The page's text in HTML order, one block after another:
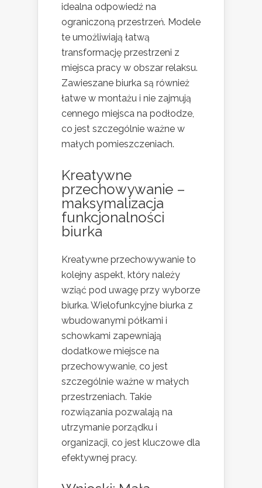
idealna odpowiedź na
ograniczoną przestrzeń. Modele
te umożliwiają łatwą
transformację przestrzeni z
miejsca pracy w obszar relaksu.
Zawieszane biurka są również
łatwe w montażu i nie zajmują
cennego miejsca na podłodze,
co jest szczególnie ważne w
małych pomieszczeniach.
Kreatywne
przechowywanie –
maksymalizacja
funkcjonalności
biurka
Kreatywne przechowywanie to
kolejny aspekt, który należy
wziąć pod uwagę przy wyborze
biurka. Wielofunkcyjne biurka z
wbudowanymi półkami i
schowkami zapewniają
dodatkowe miejsce na
przechowywanie, co jest
szczególnie ważne w małych
przestrzeniach. Takie
rozwiązania pozwalają na
utrzymanie porządku i
organizacji, co jest kluczowe dla
efektywnej pracy.